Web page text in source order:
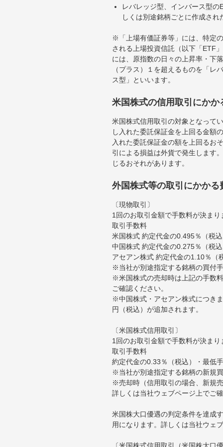
レバレッジ型、インバース型
しくは別途銘柄ごとに作成さ
※「上場有価証券等」には、特定
される上場投資信託（以下「ETF
には、原指数の日々の上昇率・下
（プラス）１を超えるものを「
ス型」といいます。
米国株式の信用取引にかか
米国株式信用取引の対象となって
し入れた委託保証金を上回る金額
入れた委託保証金の額を上回るお
引による損益は外貨で発生します
じるおそれがあります。
外国株式等の取引にかかる
〔現物取引〕
1回のお取引金額で手数料が決まり
取引手数料
米国株式 約定代金の0.495％（税
中国株式 約定代金の0.275％（税
アセアン株式 約定代金の1.10％（
※当社が別途指定する銘柄の買付
※米国株式の売却時は上記の手数
ご確認ください。
※中国株式・アセアン株式につき
円（税込）が追加されます。
〔米国株式信用取引〕
1回のお取引金額で手数料が決まり
取引手数料
約定代金の0.33％（税込）・最低
※当社が別途指定する銘柄の新規
※売却時（信用取引の場合、新規
詳しくは当社ウェブページ上でご
米国株大口優遇の判定条件を達成
用になります。詳しくは当社ウェ